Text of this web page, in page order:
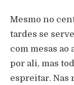
Mesmo no
tardes se
com mesas
por ali, mas
espreitar. Nas